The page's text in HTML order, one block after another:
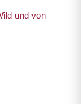
und von